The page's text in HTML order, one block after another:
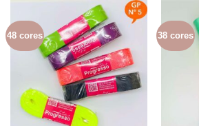
48 cores 38 cores